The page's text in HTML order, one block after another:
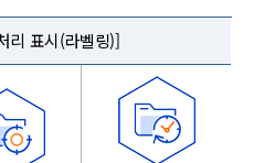
리 표시(라벨링)]